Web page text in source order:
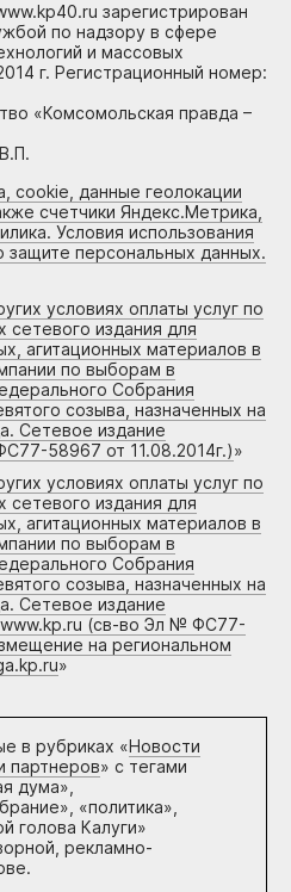
зарегистрирован
по надзору в сфере
и массовых
г. Регистрационный номер:
«Комсомольская правда –
cookie, данные геолокации
счетчики Яндекс.Метрика,
Условия использования
защите персональных данных.
условиях оплаты услуг по
издания для
агитационных материалов в
по выборам в
Собрания
созыва, назначенных на
Сетевое издание
58967 от 11.08.2014г.)»
условиях оплаты услуг по
издания для
агитационных материалов в
по выборам в
Собрания
созыва, назначенных на
Сетевое издание
(св-во Эл № ФС77-
на региональном
»
в рубриках «Новости
партнеров» с тегами
дума»,
«политика»,
голова Калуги»
рекламно-